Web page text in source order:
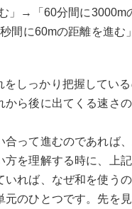
」→「60分間に3000m
に60mの距離を進む
しっかり把握してい
ら後に出てくる速さ
って進むのであれば
を理解する時に、上
れば、なぜ和を使う
のひとつです。先を